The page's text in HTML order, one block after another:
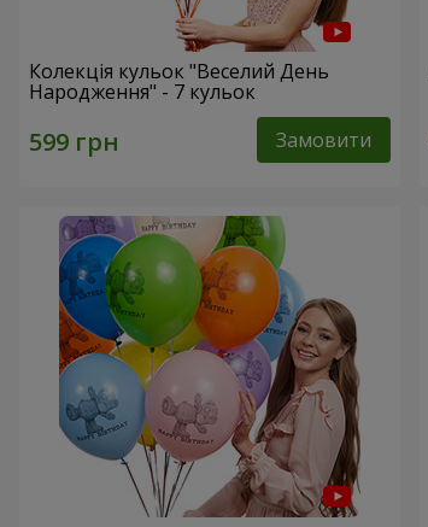
Колекція кульок "Веселий День
Народження" - 7 кульок
Замовити